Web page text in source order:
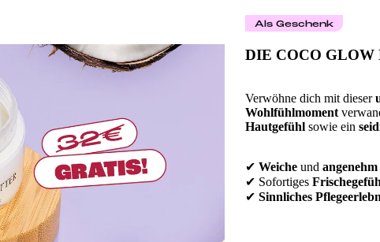
Als Geschenk
DIE COCO GLOW
Verwöhne dich mit dieser
Wohlfühlmoment
Hautgefühl sowie ein
✔ Weiche und angenehm
✔ Sofortiges
✔ Sinnliches